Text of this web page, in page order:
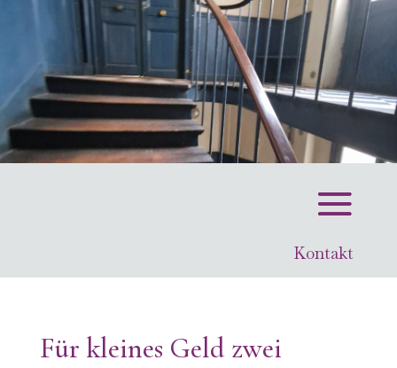
Kontakt
Für kleines Geld zwei